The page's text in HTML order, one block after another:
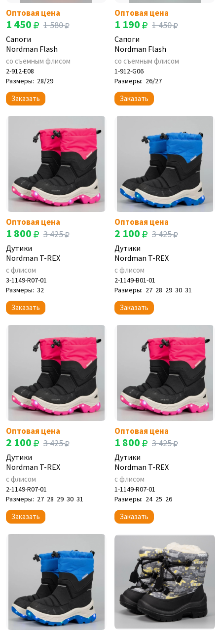
Оптовая цена
1 450 1 580
Сапоги
Nordman Flash
со съемным флисом
2-912-E08
Размеры: 28/29
Заказать
Оптовая цена
1 190 1 450
Сапоги
Nordman Flash
со съемным флисом
1-912-G06
Размеры: 26/27
Заказать
Оптовая цена
1 800 3 425
Дутики
Nordman T-REX
с флисом
3-1149-R07-01
Размеры: 32
Заказать
Оптовая цена
2 100 3 425
Дутики
Nordman T-REX
с флисом
2-1149-B01-01
Размеры: 27 28 29 30 31
Заказать
Оптовая цена
2 100 3 425
Дутики
Nordman T-REX
с флисом
2-1149-R07-01
Размеры: 27 28 29 30 31
Заказать
Оптовая цена
1 800 3 425
Дутики
Nordman T-REX
с флисом
1-1149-R07-01
Размеры: 24 25 26
Заказать